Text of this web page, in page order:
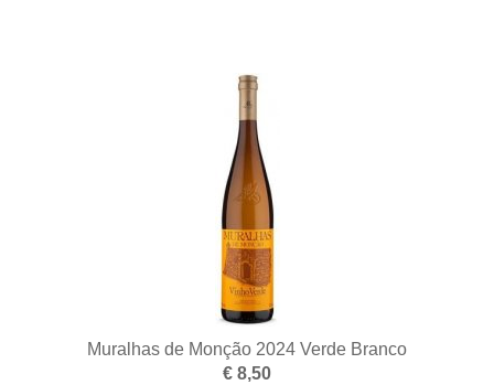
Muralhas de Monção 2024 Verde Branco
€ 8,50